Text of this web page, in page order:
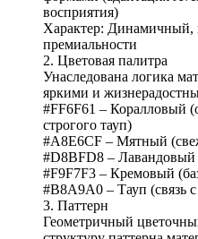
восприятия)
Характер: Динамичный,
премиальности
2. Цветовая палитра
Унаследована логика
яркими и
#FF6F61 – Коралловый
строгого тауп)
#A8E6CF – Мятный
#D8BFD8 – Лавандовый
#F9F7F3 – Кремовый
#B8A9A0 – Тауп (связь
3. Паттерн
Геометричный